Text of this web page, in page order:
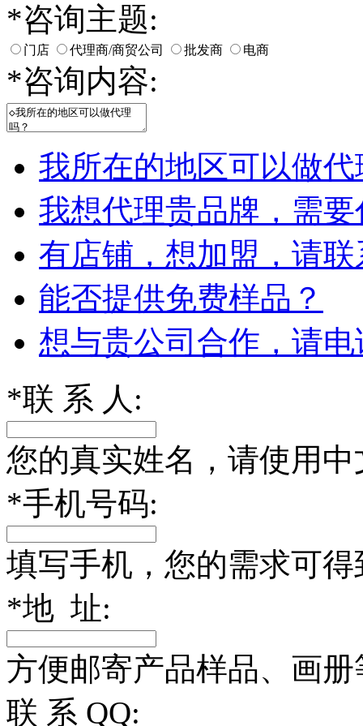
*咨询主题:
门店 代理商/商贸公司 批发商 电商
*咨询内容:
我所在的地区可以做
我想代理贵品牌，需
有店铺，想加盟，请
能否提供免费样品？
想与贵公司合作，请
*联 系 人:
您的真实姓名，请使用中
*手机号码:
填写手机，您的需求可
*地 址:
方便邮寄产品样品、画
联 系 QQ: